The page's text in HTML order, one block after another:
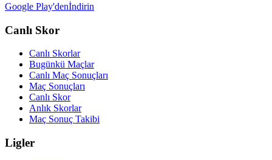
Google Play'denİndirin
Canlı Skor
Canlı Skorlar
Bugünkü Maçlar
Canlı Maç Sonuçları
Maç Sonuçları
Canlı Skor
Anlık Skorlar
Maç Sonuç Takibi
Ligler